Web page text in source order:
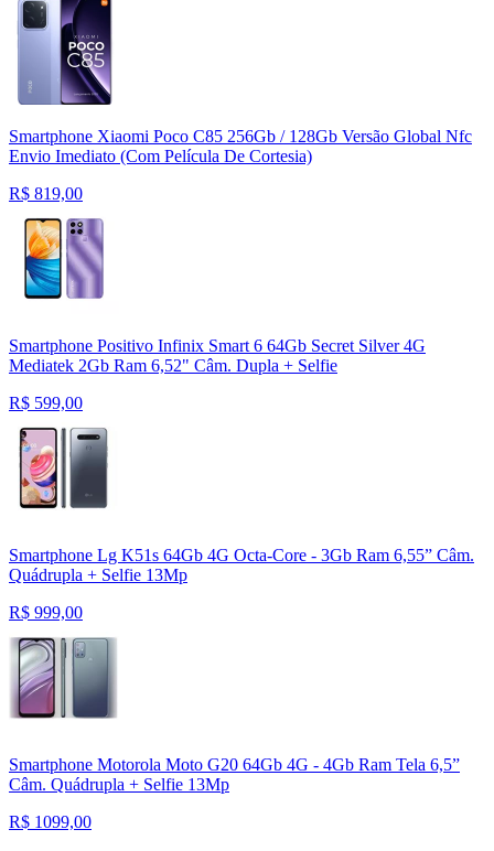
Smartphone Xiaomi Poco C85 256Gb / 128Gb Versão Global Nfc
Envio Imediato (Com Película De Cortesia)
R$ 819,00
Smartphone Positivo Infinix Smart 6 64Gb Secret Silver 4G
Mediatek 2Gb Ram 6,52" Câm. Dupla + Selfie
R$ 599,00
Smartphone Lg K51s 64Gb 4G Octa-Core - 3Gb Ram 6,55” Câm.
Quádrupla + Selfie 13Mp
R$ 999,00
Smartphone Motorola Moto G20 64Gb 4G - 4Gb Ram Tela 6,5”
Câm. Quádrupla + Selfie 13Mp
R$ 1099,00